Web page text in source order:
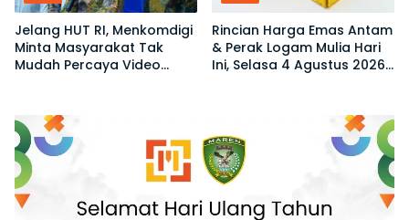
Jelang HUT RI, Menkomdigi
Minta Masyarakat Tak
Mudah Percaya Video
Rincian Harga Emas Antam
& Perak Logam Mulia Hari
Ini, Selasa 4 Agustus 2026: